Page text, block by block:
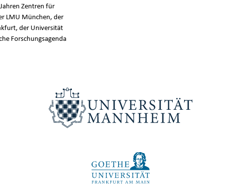
Zentren für
LMU München, der
der Universität
Forschungsagenda